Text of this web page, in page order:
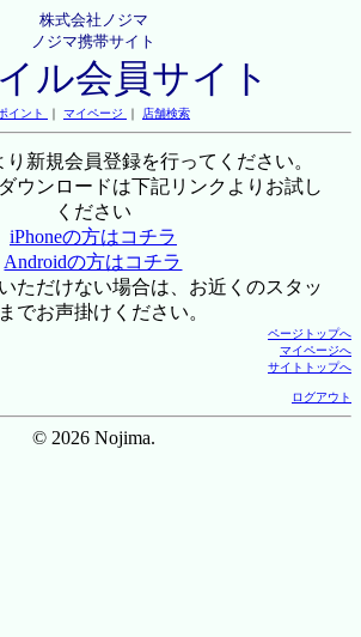
株式会社ノジマ
ノジマ携帯サイト
ル会員サイト
イント ｜ マイページ ｜ 店舗検索
り新規会員登録を行ってください。
ウンロードは下記リンクよりお試し
ください
iPhoneの方はコチラ
Androidの方はコチラ
ただけない場合は、お近くのスタッ
でお声掛けください。
ページトップへ
マイページへ
サイトトップへ
ログアウト
© 2026 Nojima.